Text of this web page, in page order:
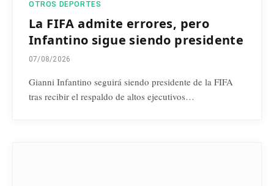
OTROS DEPORTES
La FIFA admite errores, pero
Infantino sigue siendo presidente
07/08/2026
Gianni Infantino seguirá siendo presidente de la FIFA
tras recibir el respaldo de altos ejecutivos…